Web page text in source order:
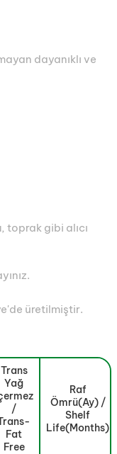
dayanıklı ve
toprak gibi alıcı
üretilmiştir.
Trans
Yağ
/
Fat
Free
Raf
Ömrü(Ay) /
Shelf
Life(Months)